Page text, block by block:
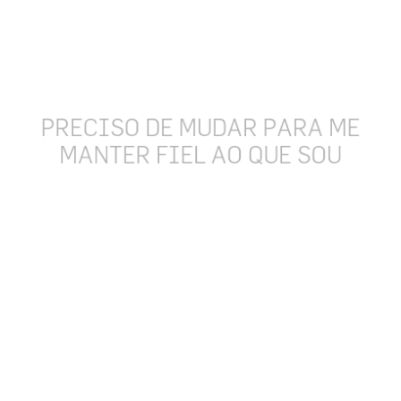
PRECISO DE MUDAR PARA ME
MANTER FIEL AO QUE SOU